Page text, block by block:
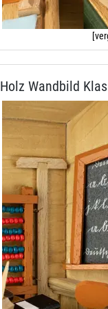
Holz Wandbild